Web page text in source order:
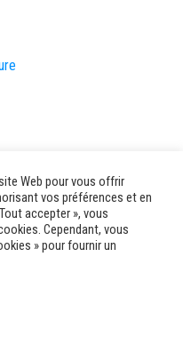
Web pour vous offrir
vos préférences et en
accepter », vous
Cependant, vous
» pour fournir un